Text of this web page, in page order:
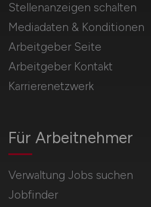
Für Arbeitnehmer
Verwaltung Jobs suchen
Jobfinder
Stellenanzeigen schalten
Mediadaten & Konditionen
Arbeitgeber Seite
Arbeitgeber Kontakt
Karrierenetzwerk